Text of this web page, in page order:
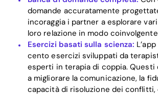
Blog
Download
domande accuratamente
incoraggia i partner a esplorare
loro relazione in modo
Esercizi basati sulla scienza:
cento esercizi sviluppati da
esperti in terapia di coppia. Questi
a migliorare la comunicazione, la
capacità di risoluzione dei conflitti,